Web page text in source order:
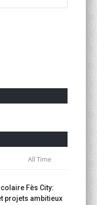
All Time
Fès City:
projets ambitieux